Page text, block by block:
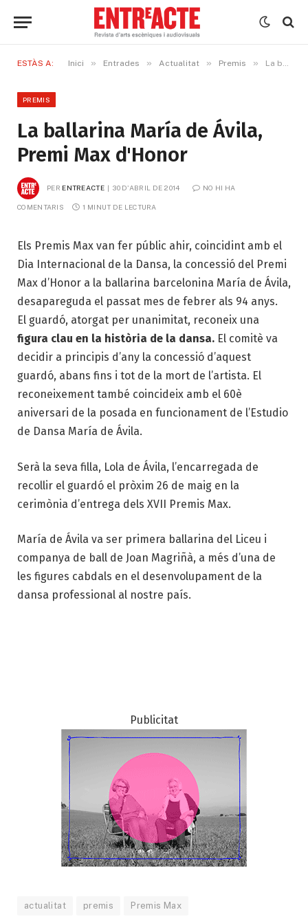
ESTÀS A: Inici » Entrades » Actualitat » Premis » La ballarina María de Ávila, Premi Max d'Honor
PREMIS
La ballarina María de Ávila,
Premi Max d'Honor
PER ENTREACTE 30 D'ABRIL DE 2014 NO HI HA
COMENTARIS 1 MINUT DE LECTURA
Els Premis Max van fer públic ahir, coincidint amb el
Dia Internacional de la Dansa, la concessió del Premi
Max d’Honor a la ballarina barcelonina María de Ávila,
desapareguda el passat mes de febrer als 94 anys.
El guardó, atorgat per unanimitat, reconeix una
figura clau en la història de la dansa. El comitè va
decidir a principis d’any la concessió d’aquest
guardó, abans fins i tot de la mort de l’artista. El
reconeixement també coincideix amb el 60è
aniversari de la posada en funcionament de l’Estudio
de Dansa María de Ávila.
Serà la seva filla, Lola de Ávila, l’encarregada de
recollir el guardó el pròxim 26 de maig en la
cerimònia d’entrega dels XVII Premis Max.
María de Ávila va ser primera ballarina del Liceu i
companya de ball de Joan Magriñà, a més d’una de
les figures cabdals en el desenvolupament de la
dansa professional al nostre país.
Publicitat
actualitat premis Premis Max